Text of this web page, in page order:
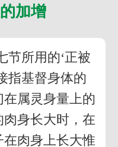
加增
节所用的‘正被
指基督身体的
属灵身量上的
身长大时，在
肉身上长大惟